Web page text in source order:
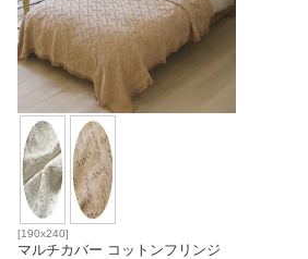
こたつ
寝具
ファブリック
カーテン
[190x240]
マルチカバー コットンフリンジ